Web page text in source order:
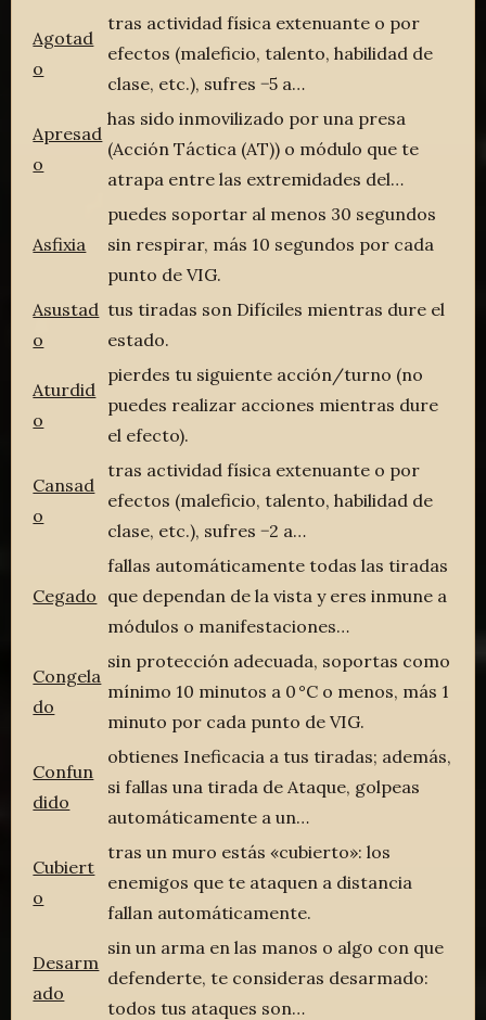
Agotad
o
tras actividad física extenuante o por
efectos (maleficio, talento, habilidad de
clase, etc.), sufres −5 a…
Apresad
o
has sido inmovilizado por una presa
(Acción Táctica (AT)) o módulo que te
atrapa entre las extremidades del…
Asfixia
puedes soportar al menos 30 segundos
sin respirar, más 10 segundos por cada
punto de VIG.
Asustad
o
tus tiradas son Difíciles mientras dure el
estado.
Aturdid
o
pierdes tu siguiente acción/turno (no
puedes realizar acciones mientras dure
el efecto).
Cansad
o
tras actividad física extenuante o por
efectos (maleficio, talento, habilidad de
clase, etc.), sufres −2 a…
Cegado
fallas automáticamente todas las tiradas
que dependan de la vista y eres inmune a
módulos o manifestaciones…
Congela
do
sin protección adecuada, soportas como
mínimo 10 minutos a 0 °C o menos, más 1
minuto por cada punto de VIG.
Confun
dido
obtienes Ineficacia a tus tiradas; además,
si fallas una tirada de Ataque, golpeas
automáticamente a un…
Cubiert
o
tras un muro estás «cubierto»: los
enemigos que te ataquen a distancia
fallan automáticamente.
Desarm
ado
sin un arma en las manos o algo con que
defenderte, te consideras desarmado:
todos tus ataques son…